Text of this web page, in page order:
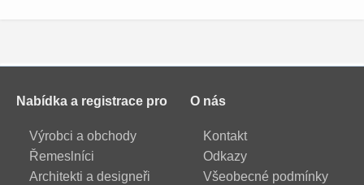
Nabídka a registrace pro
Výrobci a obchody
Řemeslníci
Architekti a designeři
O nás
Kontakt
Odkazy
Všeobecné podmínky